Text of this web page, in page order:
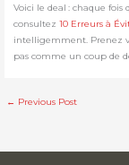
Voici le deal : chaque fois
consultez10 Erreurs à
intelligemment. Prenez
pas comme un coup de
← Previous Post